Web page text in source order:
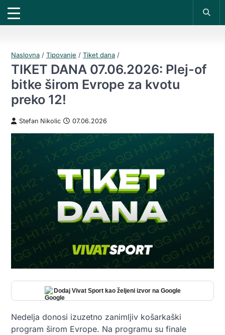
Naslovna / Tipovanje / Tiket dana /
TIKET DANA 07.06.2026: Plej-of
bitke širom Evrope za kvotu
preko 12!
Stefan Nikolic 07.06.2026
Dodaj Vivat Sport kao željeni izvor na Google
Nedelja donosi izuzetno zanimljiv košarkaški
program širom Evrope. Na programu su finale